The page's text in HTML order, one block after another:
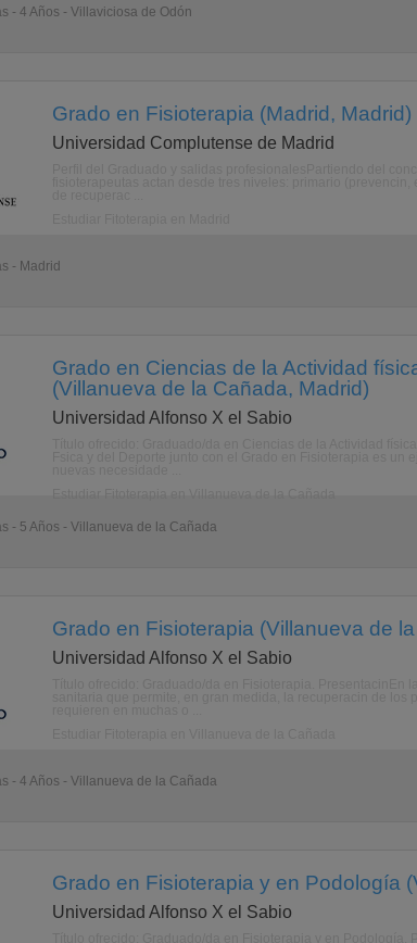
- 4 Años - Villaviciosa de Odón
Grado en Fisioterapia (Madrid, Madrid)
Universidad Complutense de Madrid
- Madrid
Grado en Ciencias de la Actividad
(Villanueva de la Cañada, Madrid)
Universidad Alfonso X el Sabio
- 5 Años - Villanueva de la Cañada
Grado en Fisioterapia (Villanueva de
Universidad Alfonso X el Sabio
- 4 Años - Villanueva de la Cañada
Grado en Fisioterapia y en Podología
Universidad Alfonso X el Sabio